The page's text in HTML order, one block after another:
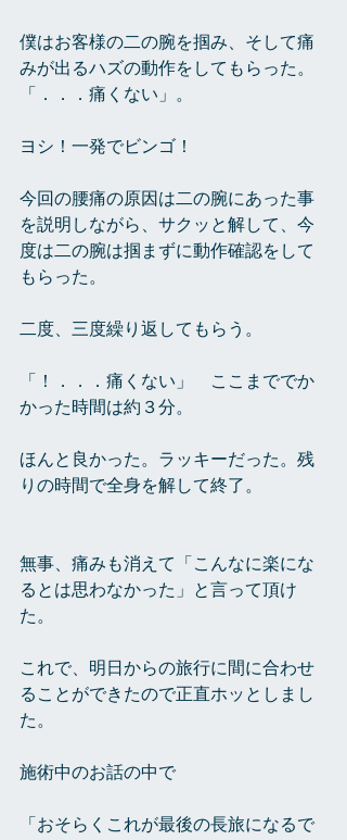
僕はお客様の二の腕を掴み、そして痛
みが出るハズの動作をしてもらった。
「．．．痛くない」。
ヨシ！一発でビンゴ！
今回の腰痛の原因は二の腕にあった事
を説明しながら、サクッと解して、今
度は二の腕は掴まずに動作確認をして
もらった。
二度、三度繰り返してもらう。
「！．．．痛くない」　ここまででか
かった時間は約３分。
ほんと良かった。ラッキーだった。残
りの時間で全身を解して終了。
無事、痛みも消えて「こんなに楽にな
るとは思わなかった」と言って頂け
た。
これで、明日からの旅行に間に合わせ
ることができたので正直ホッとしまし
た。
施術中のお話の中で
「おそらくこれが最後の長旅になるで